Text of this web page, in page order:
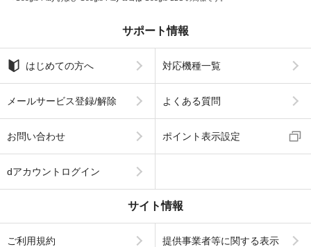
サポート情報
はじめての方へ 対応機種一覧
メールサービス登録/解除 よくある質問
お問い合わせ ポイント表示設定
dアカウントログイン
サイト情報
ご利用規約 提供事業者等に関する表示